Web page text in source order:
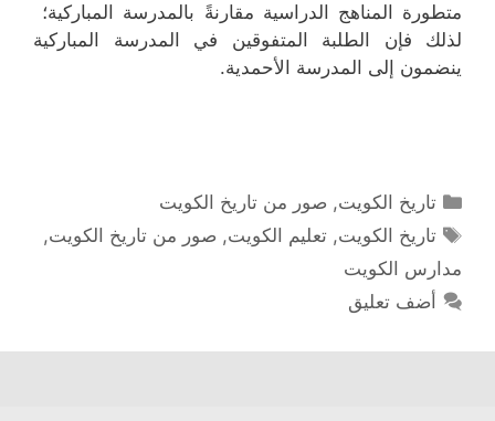
متطورة المناهج الدراسية مقارنةً بالمدرسة المباركية؛
لذلك فإن الطلبة المتفوقين في المدرسة المباركية
ينضمون إلى المدرسة الأحمدية.
التصنيفات
تاريخ الكويت, صور من تاريخ الكويت
الوسوم
تاريخ الكويت,تعليم الكويت, صور من تاريخ الكويت,
مدارس الكويت
أضف تعليق